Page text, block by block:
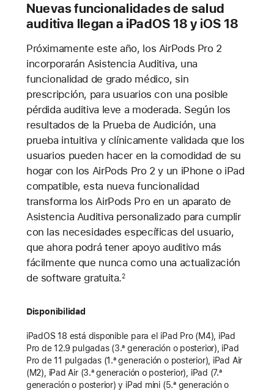
Nuevas funcionalidades de salud
auditiva llegan a iPadOS 18 y iOS 18
Próximamente este año, los AirPods Pro 2
incorporarán Asistencia Auditiva, una
funcionalidad de grado médico, sin
prescripción, para usuarios con una posible
pérdida auditiva leve a moderada. Según los
resultados de la Prueba de Audición, una
prueba intuitiva y clínicamente validada que los
usuarios pueden hacer en la comodidad de su
hogar con los AirPods Pro 2 y un iPhone o iPad
compatible, esta nueva funcionalidad
transforma los AirPods Pro en un aparato de
Asistencia Auditiva personalizado para cumplir
con las necesidades específicas del usuario,
que ahora podrá tener apoyo auditivo más
fácilmente que nunca como una actualización
de software gratuita.2
Disponibilidad
iPadOS 18 está disponible para el iPad Pro (M4), iPad
Pro de 12.9 pulgadas (3.ª generación o posterior), iPad
Pro de 11 pulgadas (1.ª generación o posterior), iPad Air
(M2), iPad Air (3.ª generación o posterior), iPad (7.ª
generación o posterior) y iPad mini (5.ª generación o